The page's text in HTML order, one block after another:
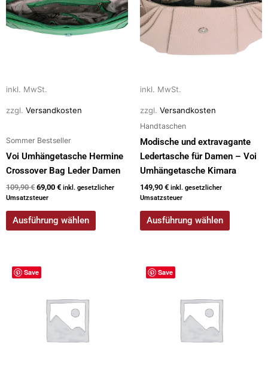
inkl. MwSt.
zzgl. Versandkosten
Sommer Bestseller
Voi Umhängetasche Hermine
Crossover Bag Leder Damen
109,90€ 69,00 € inkl. gesetzlicher
Umsatzsteuer
Ausführung wählen
Varianten
auf.
auf
Produktseite
werden
inkl. MwSt.
zzgl. Versandkosten
Handtaschen
Modische und extravagante
Ledertasche für Damen – Voi
Umhängetasche Kimara
149,90 € inkl. gesetzlicher
Umsatzsteuer
Ausführung wählen
Varianten
auf.
Die
Optionen
auf
Produktseite
gewählt
werden
Save Save